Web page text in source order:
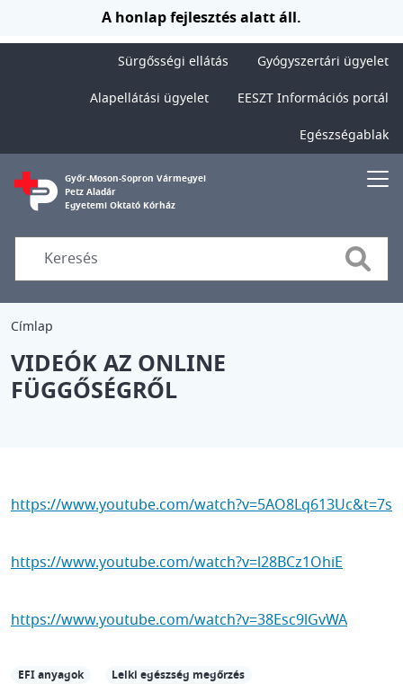
Ugrás a tartalomraA honlap fejlesztés alatt áll.
Sürgősségi ellátás
Gyógyszertári ügyelet
Alapellátási ügyelet
EESZT Információs portál
Egészségablak
Győr-Moson-Sopron Vármegyei
Petz Aladár
Egyetemi Oktató Kórház
Search
Címlap
VIDEÓK AZ ONLINE
FÜGGŐSÉGRŐL
https://www.youtube.com/watch?v=5AO8Lq613Uc&t=7s
https://www.youtube.com/watch?v=l28BCz1OhiE
https://www.youtube.com/watch?v=38Esc9lGvWA
EFI anyagok Lelki egészség megőrzés